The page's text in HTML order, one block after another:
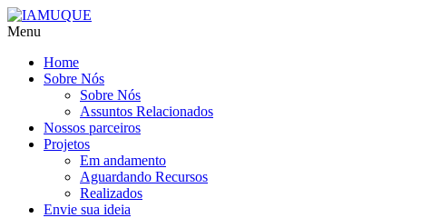
Menu
Home
Sobre Nós
Sobre Nós
Assuntos Relacionados
Nossos parceiros
Projetos
Em andamento
Aguardando Recursos
Realizados
Envie sua ideia